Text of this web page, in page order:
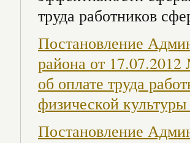
труда работников
Постановление
района от
об оплате труда
физической
Постановление